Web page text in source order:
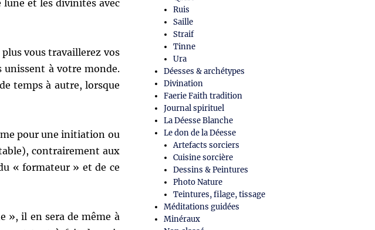
lune et les divinités avec
vous travaillerez vos
unissent à votre monde.
temps à autre, lorsque
pour une initiation ou
contrairement aux
« formateur » et de ce
», il en sera de même à
Ruis
Saille
Straif
Tinne
Ura
Déesses & archétypes
Divination
Faerie Faith tradition
Journal spirituel
La Déesse Blanche
Le don de la Déesse
Artefacts sorciers
Cuisine sorcière
Dessins & Peintures
Photo Nature
Teintures, filage, tissage
Méditations guidées
Minéraux